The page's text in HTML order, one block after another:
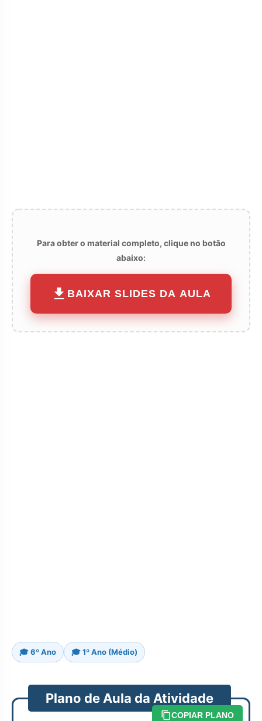
Para obter o material completo, clique no botão
abaixo:
BAIXAR SLIDES DA AULA
🎓 6º Ano 🎓 1º Ano (Médio)
Plano de Aula da Atividade
COPIAR PLANO